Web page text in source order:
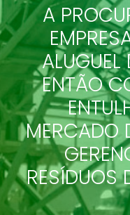
A
ENTÃO
MERCADO
RESÍDUOS